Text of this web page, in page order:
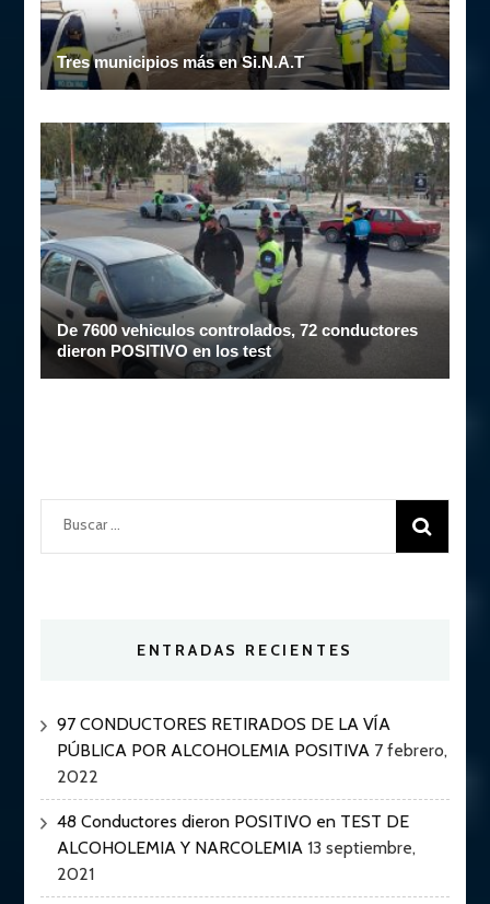
Tres municipios más en Si.N.A.T
De 7600 vehiculos controlados, 72 conductores
dieron POSITIVO en los test
Buscar:
ENTRADAS RECIENTES
97 CONDUCTORES RETIRADOS DE LA VÍA
PÚBLICA POR ALCOHOLEMIA POSITIVA 7 febrero,
2022
48 Conductores dieron POSITIVO en TEST DE
ALCOHOLEMIA Y NARCOLEMIA 13 septiembre,
2021